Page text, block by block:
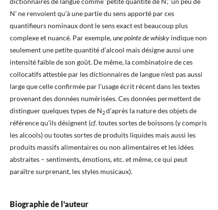
N’ ne renvoient qu’à une partie du sens apporté par ces
quantifieurs nominaux dont le sens exact est beaucoup plus
complexe et nuancé. Par exemple,une pointe de whisky indique non
seulement une petite quantité d’alcool mais désigne aussi une
intensité faible de son goût. De même, la combinatoire de ces
collocatifs attestée par les dictionnaires de langue n’est pas aussi
large que celle confirmée par l’usage écrit récent dans les textes
provenant des données numérisées. Ces données permettent de
distinguer quelques types de N2d’après la nature des objets de
référence qu’ils désignent (cf. toutes sortes de boissons (y compris
les alcools) ou toutes sortes de produits liquides mais aussi les
produits massifs alimentaires ou non alimentaires et les idées
abstraites – sentiments, émotions, etc. et même, ce qui peut
paraître surprenant, les styles musicaux).
Biographie de l'auteur